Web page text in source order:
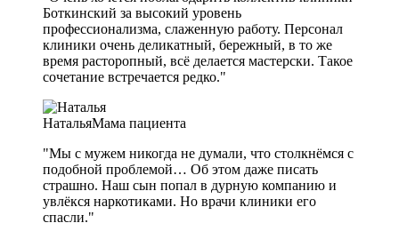
Боткинский за высокий уровень
профессионализма, слаженную работу. Персонал
клиники очень деликатный, бережный, в то же
время расторопный, всё делается мастерски. Такое
сочетание встречается редко."
НатальяМама пациента
"Мы с мужем никогда не думали, что столкнёмся с
подобной проблемой… Об этом даже писать
страшно. Наш сын попал в дурную компанию и
увлёкся наркотиками. Но врачи клиники его
спасли."